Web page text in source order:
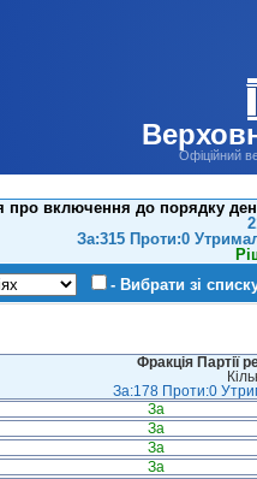
Офіційний
про включення до порядку
За:315 Проти:0
- Вибрати зі
Фракція Партії
За:178 Проти:0
За
За
За
За